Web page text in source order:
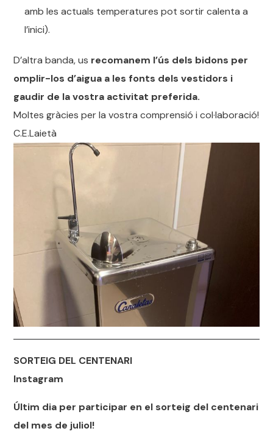
amb les actuals temperatures pot sortir calenta a
l’inici).
D’altra banda, us recomanem l’ús dels bidons per
omplir-los d’aigua a les fonts dels vestidors i
gaudir de la vostra activitat preferida.
Moltes gràcies per la vostra comprensió i col·laboració!
C.E.Laietà
SORTEIG DEL CENTENARI
Instagram
Últim dia per participar en el sorteig del centenari
del mes de juliol!